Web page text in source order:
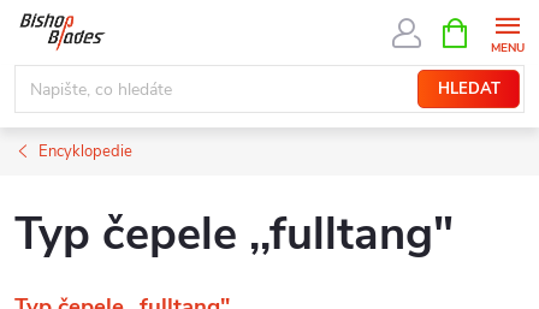
Přejít
obsah
HLEDAT
NÁKUPNÍ
KOŠÍK
Encyklopedie
Typ čepele ,,fulltang"